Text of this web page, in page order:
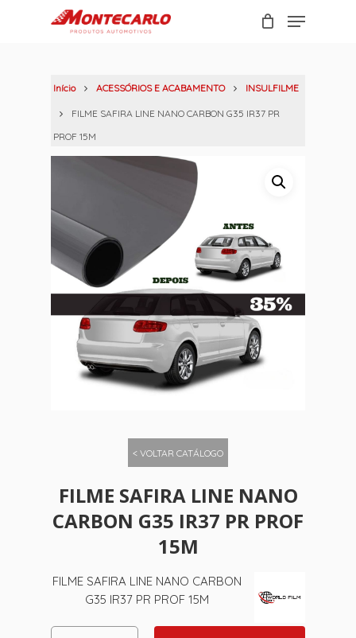
Menu
Carrinho
Início ACESSÓRIOS E ACABAMENTO INSULFILME
FILME SAFIRA LINE NANO CARBON G35 IR37 PR
PROF 15M
< VOLTAR CATÁLOGO
FILME SAFIRA LINE NANO
CARBON G35 IR37 PR PROF
15M
FILME SAFIRA LINE NANO CARBON
G35 IR37 PR PROF 15M